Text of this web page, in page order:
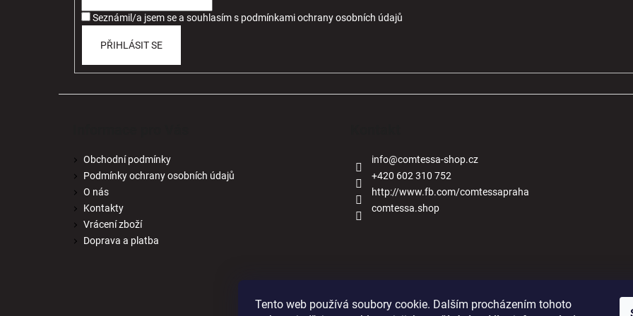
Tento web používá soubory cookie. Dalším procházením tohoto
Seznámil/a jsem se a souhlasíms podmínkami ochrany osobních údajů
PŘIHLÁSIT SE
Obchodní podmínky
Podmínky ochrany osobních údajů
O nás
Kontakty
Vrácení zboží
Doprava a platba
info@comtessa-shop.cz
+420 602 310 752
http://www.fb.com/comtessapraha
comtessa.shop
Naše obchody